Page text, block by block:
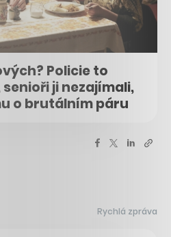
Policie to
ji nezajímali,
o brutálním páru
Rychlá zpráva